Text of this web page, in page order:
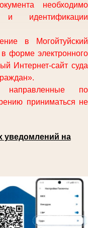
необходимо
и идентификации
в
Могойтуйский
в форме электронного
Интернет-сайт суда
направленные по
приниматься не
уведомлений на